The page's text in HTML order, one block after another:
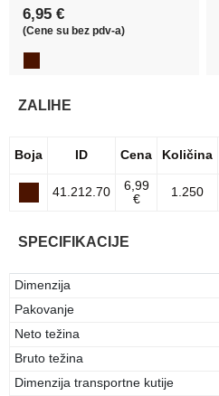
6,95 €
(Cene su bez pdv-a)
ZALIHE
Boja ID Cena Količina
41.212.70
6,99
€
1.250
SPECIFIKACIJE
Dimenzija
Pakovanje
Neto težina
Bruto težina
Dimenzija transportne kutije